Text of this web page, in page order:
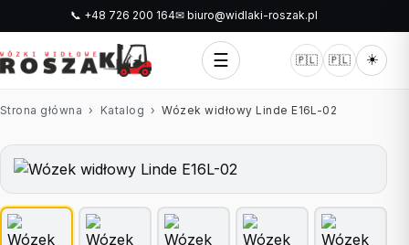
📞 +48 726 200 164✉ biuro@widlaki-roszak.pl
☰ 🇵🇱 🇵🇱 ☀️
Strona główna › Katalog ›Wózek widłowy Linde E16L-02